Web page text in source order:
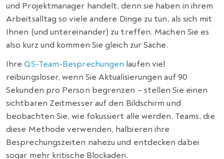
und Projektmanager handelt, denn sie haben in ihrem
Arbeitsalltag so viele andere Dinge zu tun, als sich mit
Ihnen (und untereinander) zu treffen. Machen Sie es
also kurz und kommen Sie gleich zur Sache.
IhreQS-Team-Besprechungen laufen viel
reibungsloser, wenn Sie Aktualisierungen auf 90
Sekunden pro Person begrenzen – stellen Sie einen
sichtbaren Zeitmesser auf den Bildschirm und
beobachten Sie, wie fokussiert alle werden. Teams, die
diese Methode verwenden, halbieren ihre
Besprechungszeiten nahezu und entdecken dabei
sogar mehr kritische Blockaden.